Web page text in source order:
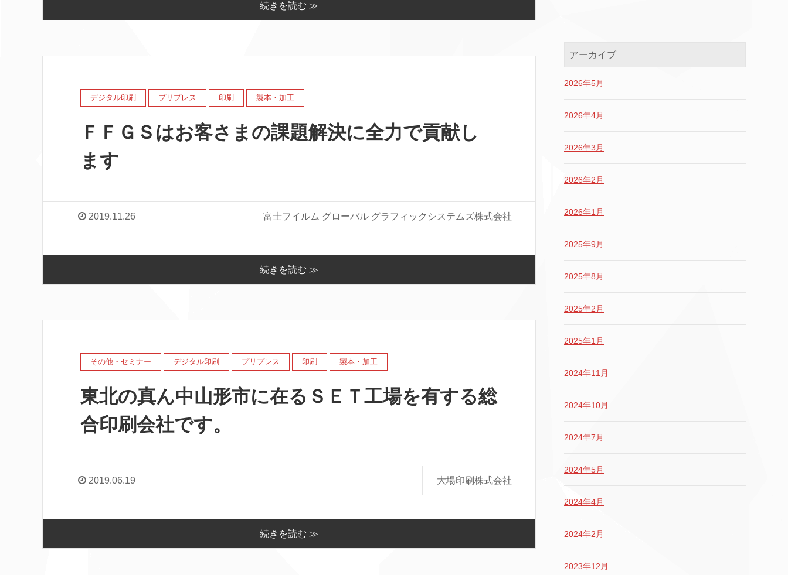
続きを読む ≫
デジタル印刷 プリプレス 印刷 製本・加工
ＦＦＧＳはお客さまの課題解決に全力で貢献し
ます
2019.11.26 富士フイルム グローバル グラフィックシステムズ株式会社
続きを読む ≫
その他・セミナー デジタル印刷 プリプレス 印刷 製本・加工
東北の真ん中山形市に在るＳＥＴ工場を有する総
合印刷会社です。
2019.06.19 大場印刷株式会社
続きを読む ≫
アーカイブ
2026年5月
2026年4月
2026年3月
2026年2月
2026年1月
2025年9月
2025年8月
2025年2月
2025年1月
2024年11月
2024年10月
2024年7月
2024年5月
2024年4月
2024年2月
2023年12月